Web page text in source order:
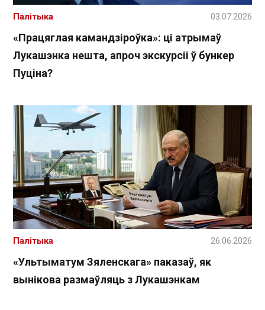
«Працяглая камандзіроўка»: ці атрымаў
Лукашэнка нешта, апроч экскурсіі ў бункер
Пуціна?
Палітыка 03.07.2026
«Ультыматум Зяленскага» паказаў, як
вынікова размаўляць з Лукашэнкам
Палітыка 26.06.2026